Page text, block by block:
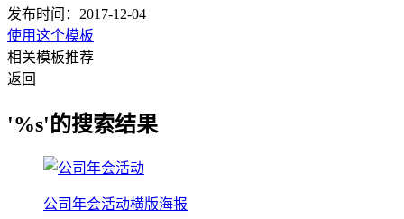
发布时间：2017-12-04
使用这个模板
相关模板推荐
返回
'%s'的搜索结果
公司年会活动横版海报